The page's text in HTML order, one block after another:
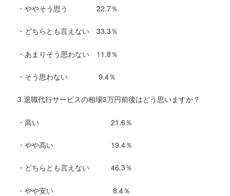
・ややそう思う 22.7％
・どちらとも言えない 33.3％
・あまりそう思わない 11.8％
・そう思わない 9.4％
3.退職代行サービスの相場3万円前後はどう思いますか？
・高い 21.6％
・やや高い 19.4％
・どちらとも言えない 46.3％
・やや安い 8.4％